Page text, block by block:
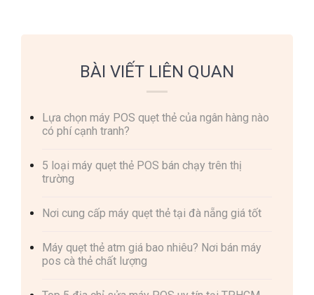
BÀI VIẾT LIÊN QUAN
Lựa chọn máy POS quẹt thẻ của ngân hàng nào
có phí cạnh tranh?
5 loại máy quẹt thẻ POS bán chạy trên thị
trường
Nơi cung cấp máy quẹt thẻ tại đà nẵng giá tốt
Máy quẹt thẻ atm giá bao nhiêu? Nơi bán máy
pos cà thẻ chất lượng